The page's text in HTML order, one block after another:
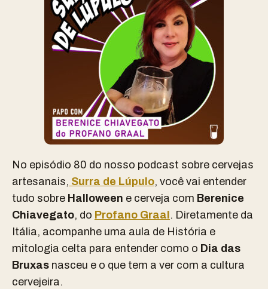
No episódio 80 do nosso podcast sobre cervejas
artesanais, Surra de Lúpulo, você vai entender
tudo sobre Halloween e cerveja com Berenice
Chiavegato, do Profano Graal . Diretamente da
Itália, acompanhe uma aula de História e
mitologia celta para entender como o Dia das
Bruxas nasceu e o que tem a ver com a cultura
cervejeira.